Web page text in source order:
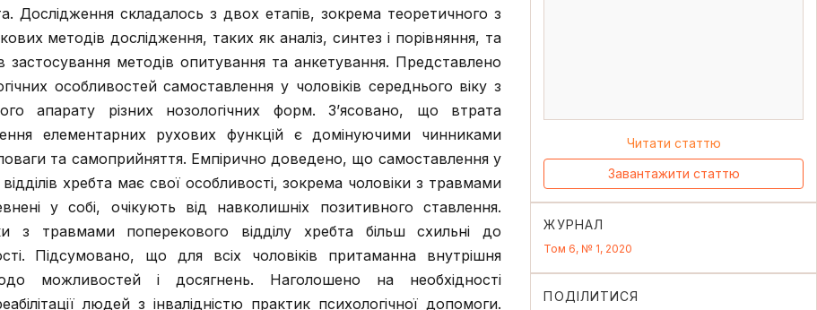
Дослідження складалось з двох етапів, зокрема теоретичного з
методів дослідження, таких як аналіз, синтез і порівняння, та
застосування методів опитування та анкетування. Представлено
особливостей самоставлення у чоловіків середнього віку з
апарату різних нозологічних форм. З’ясовано, що втрата
елементарних рухових функцій є домінуючими чинниками
та самоприйняття. Емпірично доведено, що самоставлення у
хребта має свої особливості, зокрема чоловіки з травмами
у собі, очікують від навколишніх позитивного ставлення.
з травмами поперекового відділу хребта більш схильні до
Підсумовано, що для всіх чоловіків притаманна внутрішня
можливостей і досягнень. Наголошено на необхідності
людей з інвалідністю практик психологічної допомоги.
Читати статтю
Завантажити статтю
ЖУРНАЛ
Том 6, № 1, 2020
ПОДІЛИТИСЯ